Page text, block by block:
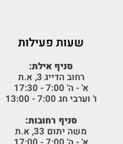
שעות פעילות
סניף אילת:
רחוב הדייג 3, א.ת
א' - ה' 7:00 - 17:30
ו' וערבי חג 7:00 - 13:00
סניף רחובות:
משה יתום 33, א.ת